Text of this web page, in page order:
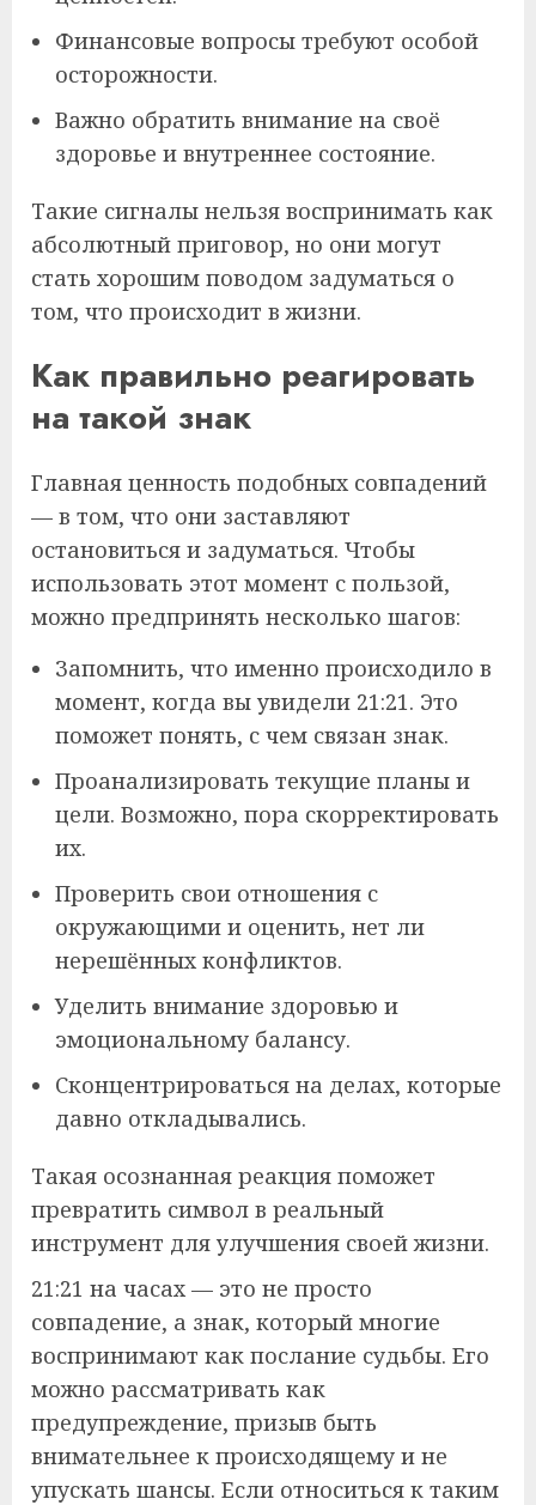
Финансовые вопросы требуют особой
осторожности.
Важно обратить внимание на своё
здоровье и внутреннее состояние.
Такие сигналы нельзя воспринимать как
абсолютный приговор, но они могут
стать хорошим поводом задуматься о
том, что происходит в жизни.
Как правильно реагировать
на такой знак
Главная ценность подобных совпадений
— в том, что они заставляют
остановиться и задуматься. Чтобы
использовать этот момент с пользой,
можно предпринять несколько шагов:
Запомнить, что именно происходило в
момент, когда вы увидели 21:21. Это
поможет понять, с чем связан знак.
Проанализировать текущие планы и
цели. Возможно, пора скорректировать
их.
Проверить свои отношения с
окружающими и оценить, нет ли
нерешённых конфликтов.
Уделить внимание здоровью и
эмоциональному балансу.
Сконцентрироваться на делах, которые
давно откладывались.
Такая осознанная реакция поможет
превратить символ в реальный
инструмент для улучшения своей жизни.
21:21 на часах — это не просто
совпадение, а знак, который многие
воспринимают как послание судьбы. Его
можно рассматривать как
предупреждение, призыв быть
внимательнее к происходящему и не
упускать шансы. Если относиться к таким